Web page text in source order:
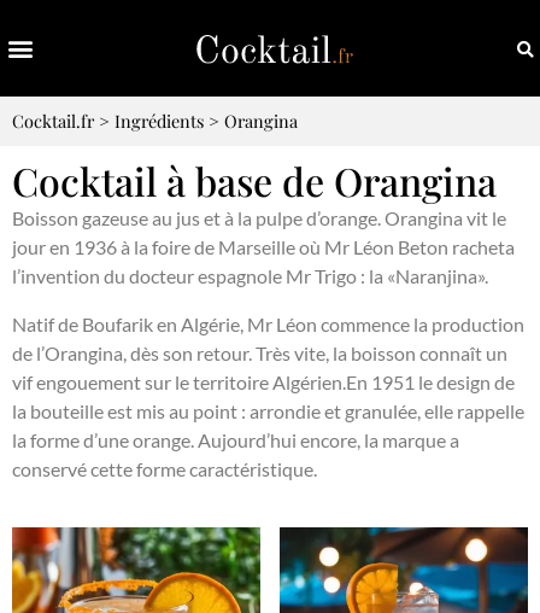
Cocktail.fr> Ingrédients > Orangina
Cocktail à base de Orangina
Boisson gazeuse au jus et à la pulpe d’orange. Orangina vit le
jour en 1936 à la foire de Marseille où Mr Léon Beton racheta
l’invention du docteur espagnole Mr Trigo : la «Naranjina».
Natif de Boufarik en Algérie, Mr Léon commence la production
de l’Orangina, dès son retour. Très vite, la boisson connaît un
vif engouement sur le territoire Algérien.En 1951 le design de
la bouteille est mis au point : arrondie et granulée, elle rappelle
la forme d’une orange. Aujourd’hui encore, la marque a
conservé cette forme caractéristique.